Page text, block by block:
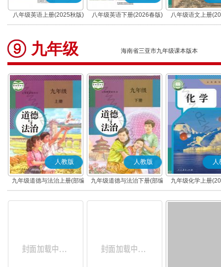
八年级英语上册(2025秋版) 八年级英语下册(2026春版)
八年级语文上册
(部编版)
九年级 海南省三亚市九年级课本版本
人教版
九年级道德与法治上册(部编
版)
人教版
九年级道德与法治下册(部编
版)
人
九年级化学上册